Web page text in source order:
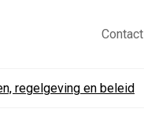
Contact
regelgeving en beleid